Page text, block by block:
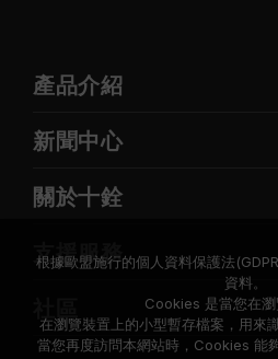
產品介紹
新聞中心
關於十銓
支援服務
根據歐盟施行的個人資料保護法
資料。
Cookies 是當您在瀏
在瀏覽裝置上的小型暫存檔案，用來
當您再度訪問本網站時，Cookies 能